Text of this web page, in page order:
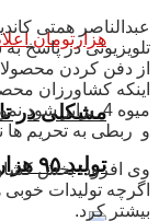
مشکلی در
تولید ۹۵ هزار تن تخم مرغ در مرداد
تلویزیونی در پاسخ
از دفن کردن
اینکه کشاورزان
میوه 4 برابر
و ربطی به تحریم ها
وی افزود: بخش
اگرچه تولیدات خوبی
بیشتر کرد.